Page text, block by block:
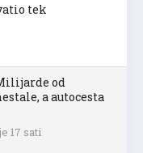
tek
od
a autocesta
17 sati